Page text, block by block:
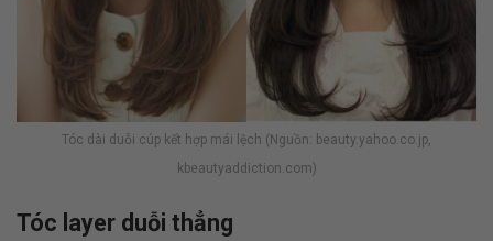
Tóc dài duỗi cúp kết hợp mái lệch (Nguồn: beauty.yahoo.co.jp,
kbeautyaddiction.com)
Tóc layer duỗi thẳng